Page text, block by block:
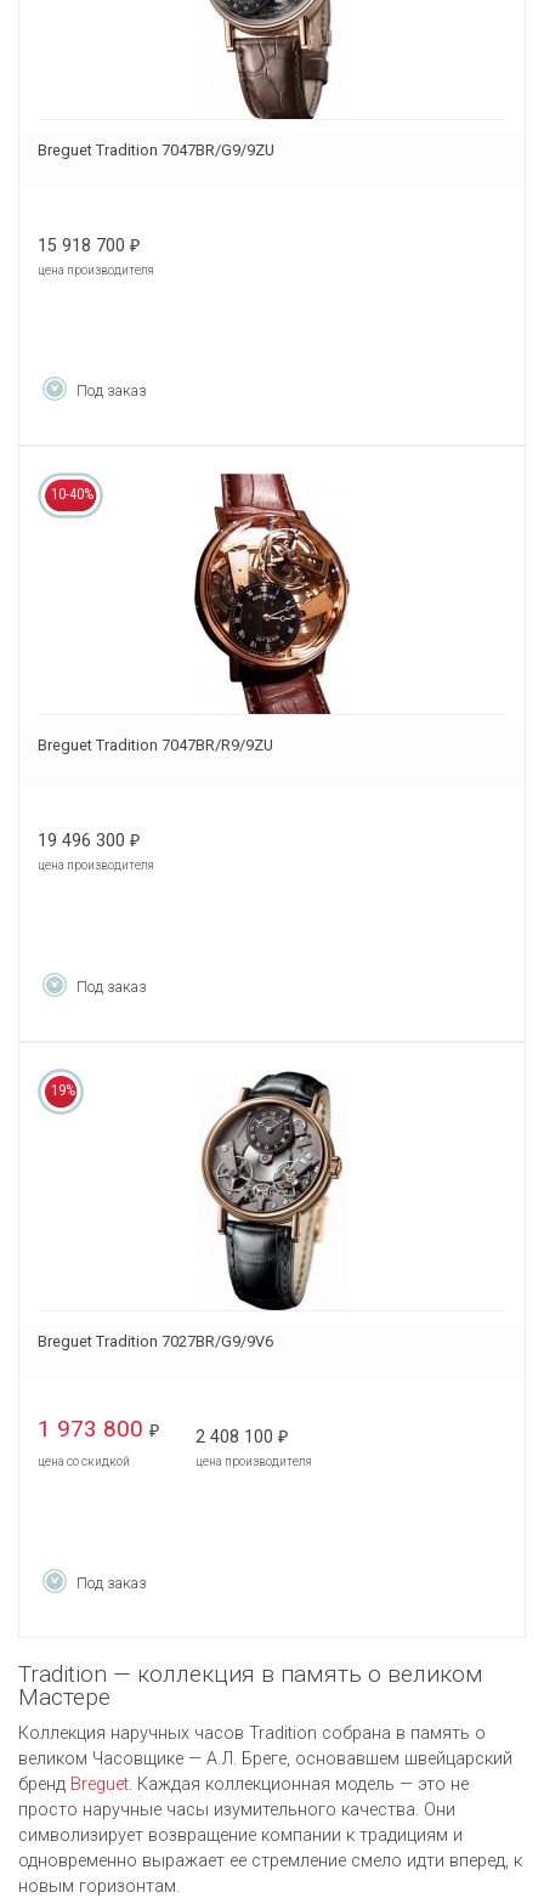
Breguet Tradition 7047BR/G9/9ZU
15 918 700 ₽
цена производителя
Под заказ
10-40%
Breguet Tradition 7047BR/R9/9ZU
19 496 300 ₽
цена производителя
Под заказ
19%
Breguet Tradition 7027BR/G9/9V6
1 973 800 ₽
цена со скидкой
2 408 100 ₽
цена производителя
Под заказ
Tradition — коллекция в память о великом
Мастере
Коллекция наручных часов Tradition собрана в память о
великом Часовщике — А.Л. Бреге, основавшем швейцарский
бренд Breguet. Каждая коллекционная модель — это не
просто наручные часы изумительного качества. Они
символизирует возвращение компании к традициям и
одновременно выражает ее стремление смело идти вперед, к
новым горизонтам.